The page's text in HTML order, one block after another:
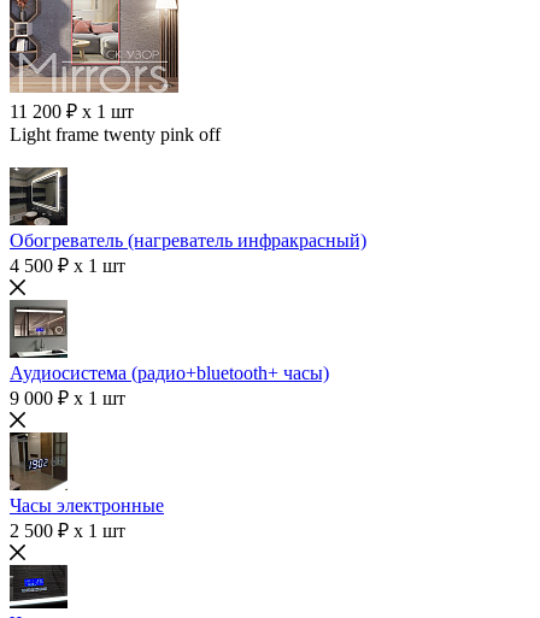
11 200 ₽ x 1 шт
Light frame twenty pink off
Обогреватель (нагреватель инфракрасный)
4 500 ₽ x 1 шт
Аудиосистема (радио+bluetooth+ часы)
9 000 ₽ x 1 шт
Часы электронные
2 500 ₽ x 1 шт